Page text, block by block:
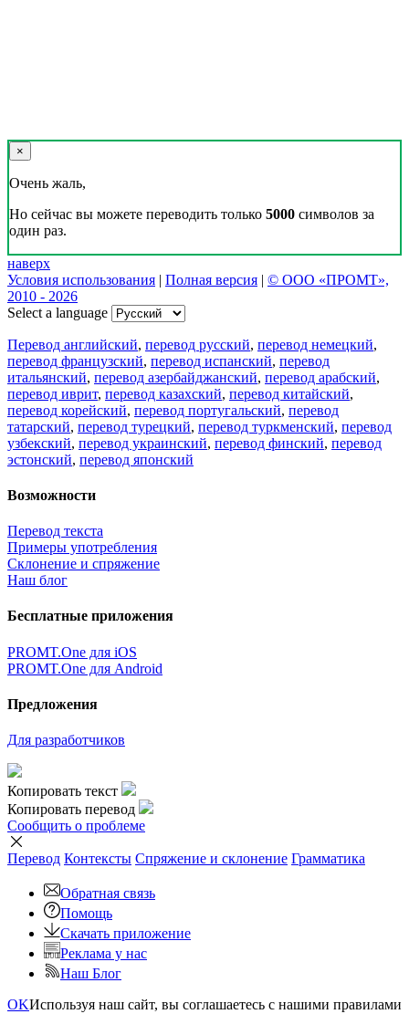
×
Очень жаль,
Но сейчас вы можете переводить только 5000 символов за
один раз.
наверх
Условия использования | Полная версия | © ООО «ПРОМТ»,
2010 - 2026
Select a language
Перевод английский, перевод русский, перевод немецкий,
перевод французский, перевод испанский, перевод
итальянский, перевод азербайджанский, перевод арабский,
перевод иврит, перевод казахский, перевод китайский,
перевод корейский, перевод португальский, перевод
татарский, перевод турецкий, перевод туркменский, перевод
узбекский, перевод украинский, перевод финский, перевод
эстонский, перевод японский
Возможности
Перевод текста
Примеры употребления
Склонение и спряжение
Наш блог
Бесплатные приложения
PROMT.One для iOS
PROMT.One для Android
Предложения
Для разработчиков
Копировать текст
Копировать перевод
Сообщить о проблеме
Перевод Контексты Спряжение и склонение Грамматика
Обратная связь
Помощь
Скачать приложение
Реклама у нас
Наш Блог
OKИспользуя наш сайт, вы соглашаетесь с нашими правилами